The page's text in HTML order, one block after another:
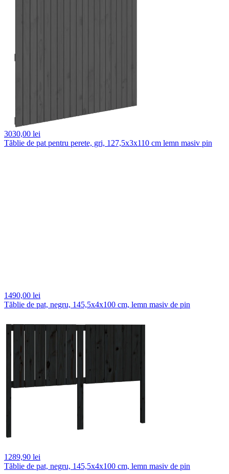
3030,00 lei
Tăblie de pat pentru perete, gri, 127,5x3x110 cm lemn masiv pin
1490,00 lei
Tăblie de pat, negru, 145,5x4x100 cm, lemn masiv de pin
1289,90 lei
Tăblie de pat, negru, 145,5x4x100 cm, lemn masiv de pin